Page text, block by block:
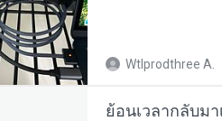
Wtlprodthree A.